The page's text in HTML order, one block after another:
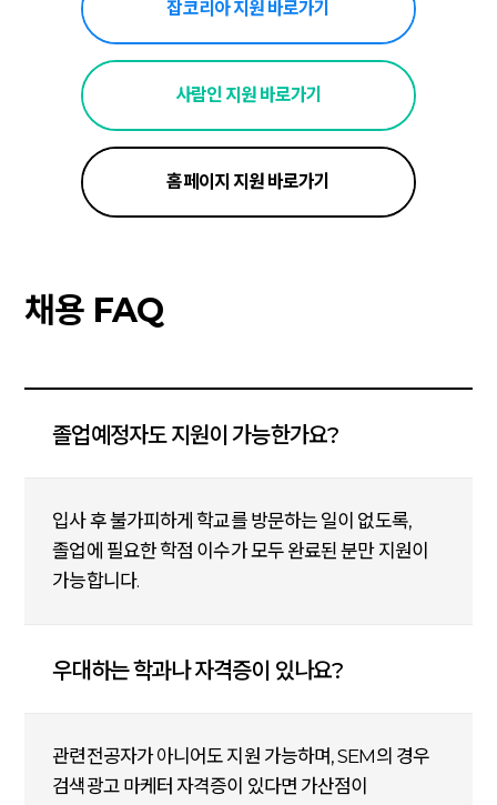
잡코리아 지원 바로가기
사람인 지원 바로가기
홈페이지 지원 바로가기
채용 FAQ
졸업예정자도 지원이 가능한가요?
입사 후 불가피하게 학교를 방문하는 일이 없도록,
졸업에 필요한 학점 이수가 모두 완료된 분만 지원이
가능합니다.
우대하는 학과나 자격증이 있나요?
관련전공자가 아니어도 지원 가능하며, SEM의 경우
검색광고 마케터 자격증이 있다면 가산점이